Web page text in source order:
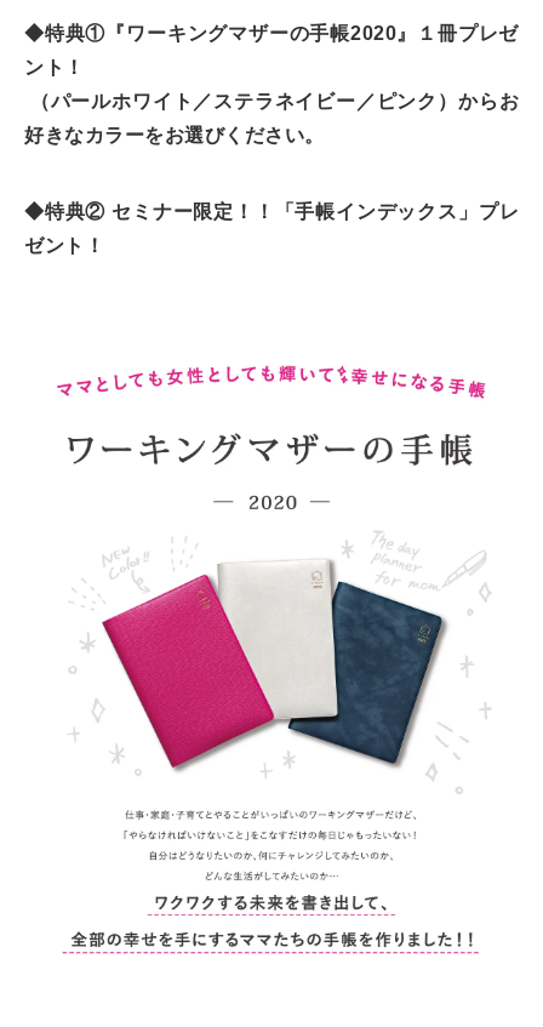
◆特典①『ワーキングマザーの手帳2020』１冊プレゼ
ント！
（パールホワイト／ステラネイビー／ピンク）からお
好きなカラーをお選びください。
◆特典② セミナー限定！！「手帳インデックス」プレ
ゼント！